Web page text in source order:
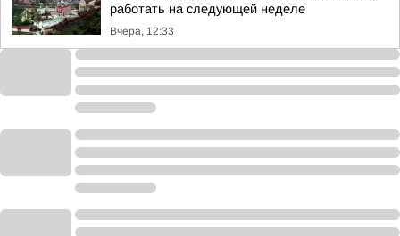
работать на следующей неделе
Вчера, 12:33